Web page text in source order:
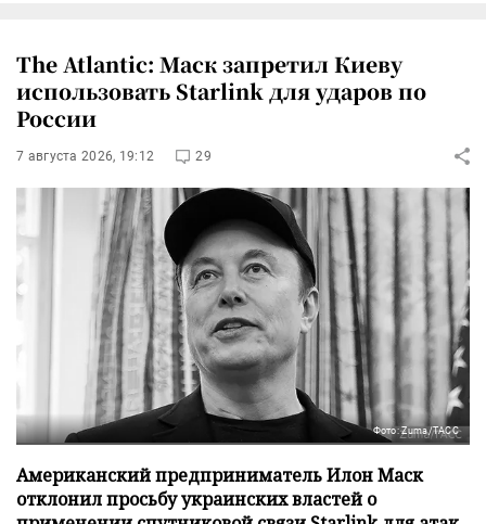
The Atlantic: Маск запретил Киеву
использовать Starlink для ударов по
России
7 августа 2026, 19:12 29
Фото: Zuma/ТАСС
Американский предприниматель Илон Маск
отклонил просьбу украинских властей о